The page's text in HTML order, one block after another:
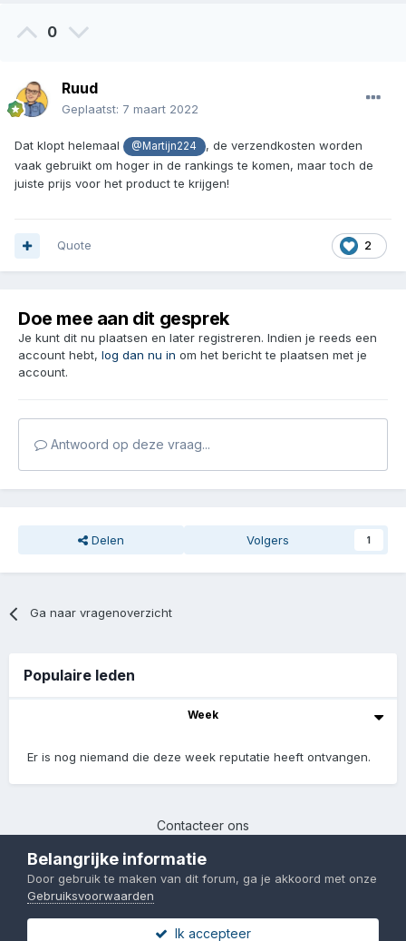
0
Ruud
Geplaatst: 7 maart 2022
Dat klopt helemaal @Martijn224
, de verzendkosten worden
vaak gebruikt om hoger in de rankings te komen, maar toch de
juiste prijs voor het product te krijgen!
2
Quote
Doe mee aan dit gesprek
Je kunt dit nu plaatsen en later registreren. Indien je reeds een
account hebt, log dan nu in om het bericht te plaatsen met je
account.
Antwoord op deze vraag...
Delen Volgers 1
Ga naar vragenoverzicht
Populaire leden
Week
Er is nog niemand die deze week reputatie heeft ontvangen.
Contacteer ons
Powered by Invision Community
Belangrijke informatie
Door gebruik te maken van dit forum, ga je akkoord met onze
Gebruiksvoorwaarden
Ik accepteer